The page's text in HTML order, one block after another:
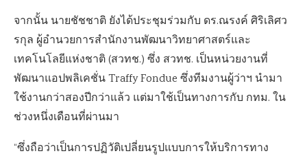
จากนั้น นายชัชชาติ ยังได้ประชุมร่วมกับ ดร.ณรงค์ ศิริเลิศว
รกุล ผู้อำนวยการสำนักงานพัฒนาวิทยาศาสตร์และ
เทคโนโลยีแห่งชาติ (สวทช.) ซึ่ง สวทช. เป็นหน่วยงานที่
พัฒนาแอปพลิเคชั่น Traffy Fondue ซึ่งทีมงานผู้ว่าฯ นำมา
ใช้งานกว่าสองปีกว่าแล้ว แต่มาใช้เป็นทางการกับ กทม. ใน
ช่วงหนึ่งเดือนที่ผ่านมา
“ซึ่งถือว่าเป็นการปฏิวัติเปลี่ยนรูปแบบการให้บริการทาง